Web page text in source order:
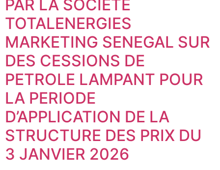
PAR LA SOCIETE
TOTALENERGIES
MARKETING SENEGAL SUR
DES CESSIONS DE
PETROLE LAMPANT POUR
LA PERIODE
D’APPLICATION DE LA
STRUCTURE DES PRIX DU
3 JANVIER 2026